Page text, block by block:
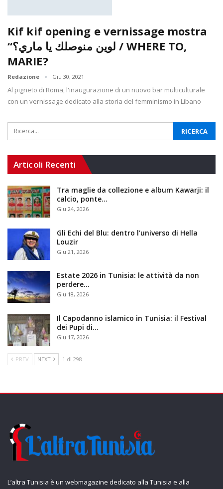
Kif kif opening e vernissage mostra
“لوين منوصلك يا ماري؟ / WHERE TO,
MARIE?
Redazione Giu 30, 2021
Al pigneto di Roma, l'inaugurazione di un nuovo bar multiculturale
con un vernissage dedicato alla storia del femminismo in Libano
Articoli Recenti
Tra maglie da collezione e album Kawarji: il
calcio, ponte…
Giu 24, 2026
Gli Echi del Blu: dentro l’universo di Hella
Louzir
Giu 21, 2026
Estate 2026 in Tunisia: le attività da non
perdere…
Giu 18, 2026
Il Capodanno islamico in Tunisia: il Festival
dei Pupi di…
Giu 17, 2026
PREV NEXT 1 di 298
L’altra Tunisia è un webmagazine dedicato alla Tunisia e alla